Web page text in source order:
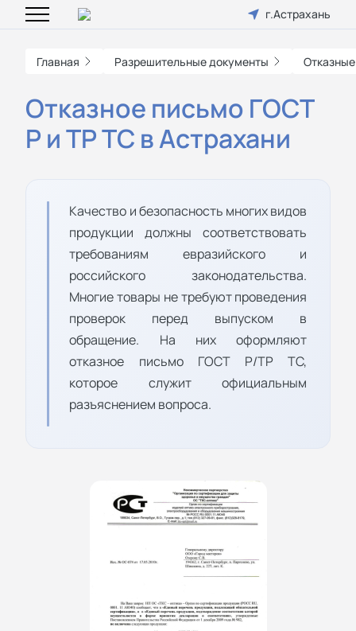
г.Астрахань
Главная Разрешительные документы
Отказное письмо ГОСТ
Р и ТР ТС в Астрахани
Качество и безопасность многих видов
продукции должны соответствовать
требованиям евразийского и
российского законодательства.
Многие товары не требуют проведения
проверок перед выпуском в
обращение. На них оформляют
отказное письмо ГОСТ Р/ТР ТС,
которое служит официальным
разъяснением вопроса.